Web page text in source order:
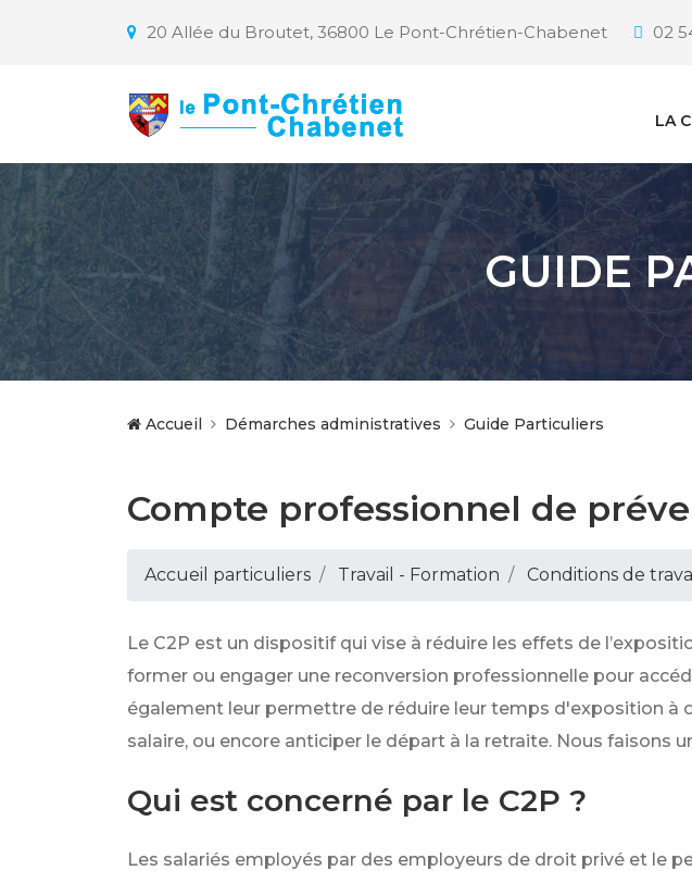
20 Allée du Broutet, 36800 Le Pont-Chrétien-Chabenet 02
LA
GUIDE
Accueil Démarches administratives Guide Particuliers
Compte professionnel de
Accueil particuliers Travail - Formation Conditions de
Le C2P est un dispositif qui vise à réduire les effets de
former ou engager une reconversion professionnelle pour
également leur permettre de réduire leur temps d'exposition à
salaire, ou encore anticiper le départ à la retraite. Nous faisons
Qui est concerné par le C2P ?
Les salariés employés par des employeurs de droit privé et le